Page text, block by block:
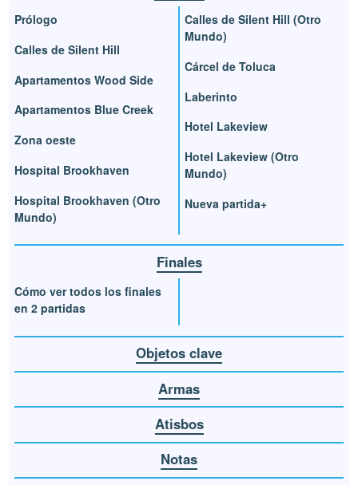
Prólogo
Calles de Silent Hill
Apartamentos Wood Side
Apartamentos Blue Creek
Zona oeste
Hospital Brookhaven
Hospital Brookhaven (Otro
Mundo)
Calles de Silent Hill (Otro
Mundo)
Cárcel de Toluca
Laberinto
Hotel Lakeview
Hotel Lakeview (Otro
Mundo)
Nueva partida+
Finales
Cómo ver todos los finales
en 2 partidas
Objetos clave
Armas
Atisbos
Notas